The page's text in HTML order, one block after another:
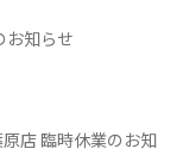
お知らせ
店 臨時休業のお知